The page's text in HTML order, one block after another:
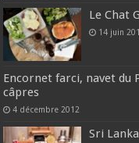
Le Chat
14 juin
Encornet farci, navet du
câpres
4 décembre 2012
Sri